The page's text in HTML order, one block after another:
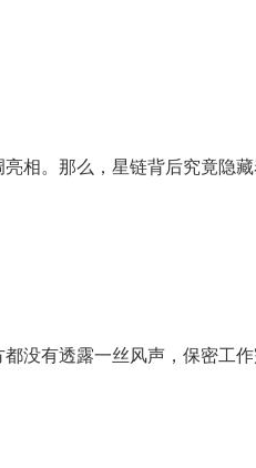
相。那么，星链背后究竟隐
没有透露一丝风声，保密工